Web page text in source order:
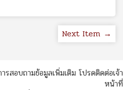
Next Item →
สอบถามข้อมูลเพิ่มเติม โปรดติดต่อเจ้า
หน้าที่